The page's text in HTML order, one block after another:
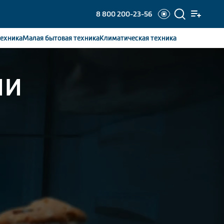
8 800 200-23-56
Малая бытоваятехникаКлиматическаятехника